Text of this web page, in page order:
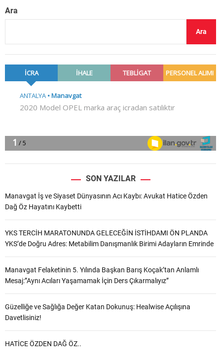
Ara
Ara
SON YAZILAR
Manavgat İş ve Siyaset Dünyasının Acı Kaybı: Avukat Hatice Özden
Dağ Öz Hayatını Kaybetti
YKS TERCİH MARATONUNDA GELECEĞİN İSTİHDAMI ÖN PLANDA
YKS’de Doğru Adres: Metabilim Danışmanlık Birimi Adayların Emrinde
Manavgat Felaketinin 5. Yılında Başkan Barış Koçak’tan Anlamlı
Mesaj:”Aynı Acıları Yaşamamak İçin Ders Çıkarmalıyız”
Güzelliğe ve Sağlığa Değer Katan Dokunuş: Healwise Açılışına
Davetlisiniz!
HATİCE ÖZDEN DAĞ ÖZ..